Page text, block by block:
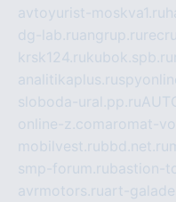
avtoyurist-moskva1.ru
dg-lab.ruangrup.ru
krsk124.rukubok.spb.ru
analitikaplus.ru
sloboda-ural.pp.ru
online-z.comaromat-
mobilvest.rubbd.net.ru
smp-forum.rubastion-
avrmotors.ruart-